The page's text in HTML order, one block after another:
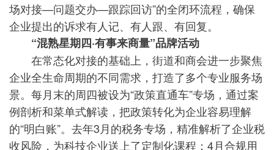
场对接—问题交办—跟踪回访”的全闭环流程，确保
企业提出的诉求有人记、有人跟、有回复。
“混熟星期四·有事来商量”品牌活动
在常态化对接的基础上，街道和商会进一步聚焦
企业全生命周期的不同需求，打造了多个专业服务场
景。每月末的周四被设为“政策直通车”专场，通过案
例剖析和菜单式解读，把政策转化为企业容易理解
的“明白账”。去年3月的税务专场，精准解析了企业税
收风险，为科技企业送上了定制化课程；4月合规用